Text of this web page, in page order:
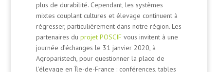
plus de durabilité. Cependant, les systèmes
mixtes couplant cultures et élevage continuent à
régresser, particulièrement dans notre région. Les
partenaires duprojet POSCIF vous invitent à une
journée d’échanges le 31 janvier 2020, à
Agroparistech, pour questionner la place de
l’élevage en Île-de-France : conférences, tables